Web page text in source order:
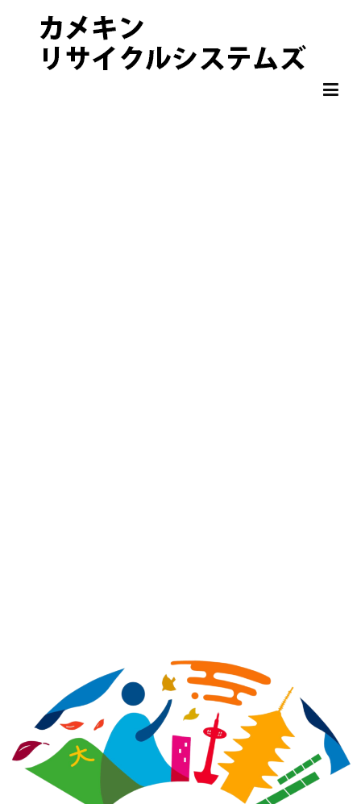
非鉄金属 OA機器 スクラップ 処分・買取りならカメキンリサイクル